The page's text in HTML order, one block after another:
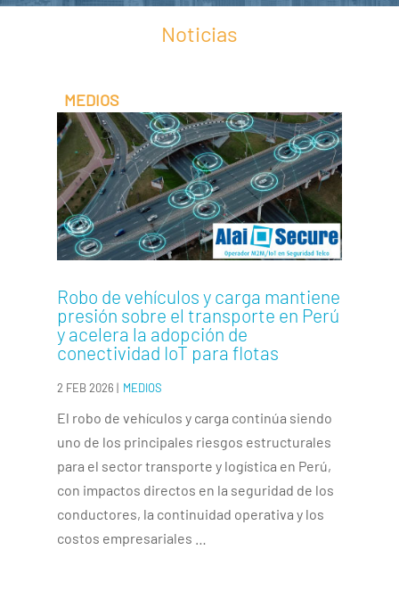
Noticias
Robo de vehículos y carga mantiene
presión sobre el transporte en Perú
y acelera la adopción de
conectividad IoT para flotas
2 FEB 2026 | MEDIOS
El robo de vehículos y carga continúa siendo
uno de los principales riesgos estructurales
para el sector transporte y logística en Perú,
con impactos directos en la seguridad de los
conductores, la continuidad operativa y los
costos empresariales …